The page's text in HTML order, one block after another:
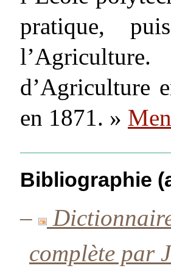
pratique,
d’Agriculture
en 1871. »
Bibliographie
–
complète par